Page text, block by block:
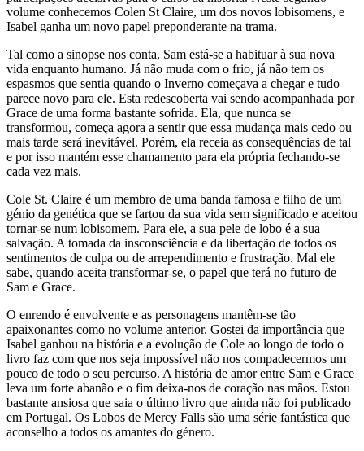
volume conhecemos Colen St Claire, um dos novos lobisomens, e
Isabel ganha um novo papel preponderante na trama.
Tal como a sinopse nos conta, Sam está-se a habituar à sua nova
vida enquanto humano. Já não muda com o frio, já não tem os
espasmos que sentia quando o Inverno começava a chegar e tudo
parece novo para ele. Esta redescoberta vai sendo acompanhada por
Grace de uma forma bastante sofrida. Ela, que nunca se
transformou, começa agora a sentir que essa mudança mais cedo ou
mais tarde será inevitável. Porém, ela receia as consequências de tal
e por isso mantém esse chamamento para ela própria fechando-se
cada vez mais.
Cole St. Claire é um membro de uma banda famosa e filho de um
génio da genética que se fartou da sua vida sem significado e aceitou
tornar-se num lobisomem. Para ele, a sua pele de lobo é a sua
salvação. A tomada da insconsciência e da libertação de todos os
sentimentos de culpa ou de arrependimento e frustração. Mal ele
sabe, quando aceita transformar-se, o papel que terá no futuro de
Sam e Grace.
O enrendo é envolvente e as personagens mantêm-se tão
apaixonantes como no volume anterior. Gostei da importância que
Isabel ganhou na história e a evolução de Cole ao longo de todo o
livro faz com que nos seja impossível não nos compadecermos um
pouco de todo o seu percurso. A história de amor entre Sam e Grace
leva um forte abanão e o fim deixa-nos de coração nas mãos. Estou
bastante ansiosa que saia o último livro que ainda não foi publicado
em Portugal. Os Lobos de Mercy Falls são uma série fantástica que
aconselho a todos os amantes do género.